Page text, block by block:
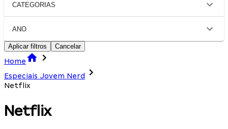
CATEGORIAS
ANO
Aplicar filtros Cancelar
Home
Especiais Jovem Nerd
Netflix
Netflix